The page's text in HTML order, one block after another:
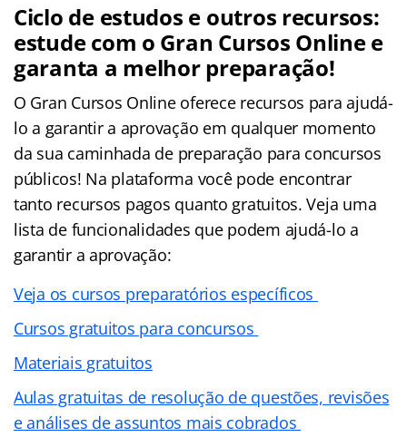
Ciclo de estudos e outros recursos:
estude com o Gran Cursos Online e
garanta a melhor preparação!
O Gran Cursos Online oferece recursos para ajudá-
lo a garantir a aprovação em qualquer momento
da sua caminhada de preparação para concursos
públicos! Na plataforma você pode encontrar
tanto recursos pagos quanto gratuitos. Veja uma
lista de funcionalidades que podem ajudá-lo a
garantir a aprovação:
Veja os cursos preparatórios específicos
Cursos gratuitos para concursos
Materiais gratuitos
Aulas gratuitas de resolução de questões, revisões
e análises de assuntos mais cobrados